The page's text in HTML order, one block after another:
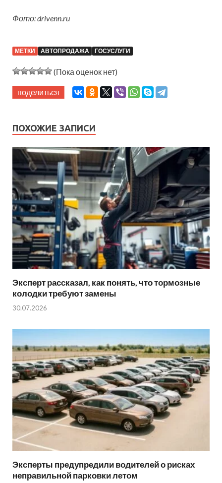
Фото: drivenn.ru
МЕТКИ АВТОПРОДАЖА ГОСУСЛУГИ
(Пока оценок нет)
поделиться
ПОХОЖИЕ ЗАПИСИ
Эксперт рассказал, как понять, что тормозные
колодки требуют замены
30.07.2026
Эксперты предупредили водителей о рисках
неправильной парковки летом